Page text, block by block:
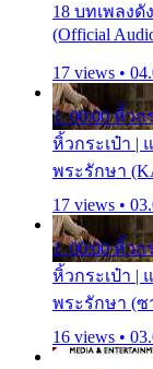
18 บทเพลง
(Official
17 views •
1. 00:00 หิ้วก
หิ้วกระเป๋า |
พระรักษา
17 views •
1. 00:00 หิ้วก
หิ้วกระเป๋า |
พระรักษา (ซ
16 views •